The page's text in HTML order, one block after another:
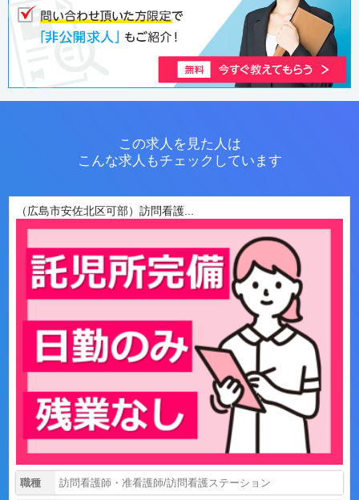
この求人を見た人は
こんな求人もチェックしています
（広島市安佐北区可部）訪問看護...
職種 訪問看護師・准看護師/訪問看護ステーション